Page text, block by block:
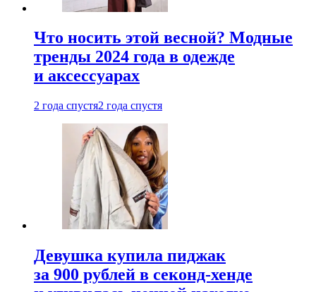
Что носить этой весной? Модные
тренды 2024 года в одежде
и аксессуарах
2 года спустя2 года спустя
Девушка купила пиджак
за 900 рублей в секонд-хенде